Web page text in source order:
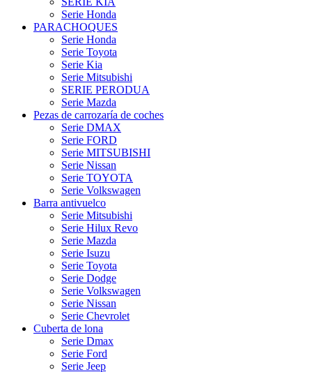
Serie Honda
PARACHOQUES
Serie Honda
Serie Toyota
Serie Kia
Serie Mitsubishi
SERIE PERODUA
Serie Mazda
Pezas de carrozaría de coches
Serie DMAX
Serie FORD
Serie MITSUBISHI
Serie Nissan
Serie TOYOTA
Serie Volkswagen
Barra antivuelco
Serie Mitsubishi
Serie Hilux Revo
Serie Mazda
Serie Isuzu
Serie Toyota
Serie Dodge
Serie Volkswagen
Serie Nissan
Serie Chevrolet
Cuberta de lona
Serie Dmax
Serie Ford
Serie Jeep